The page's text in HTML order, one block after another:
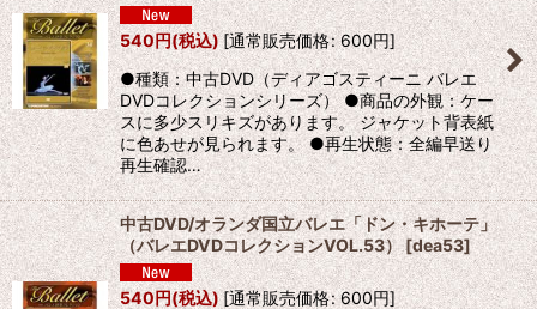
540円(税込)[通常販売価格: 600円]
●種類：中古DVD（ディアゴスティーニ バレエ
DVDコレクションシリーズ） ●商品の外観：ケー
スに多少スリキズがあります。 ジャケット背表紙
に色あせが見られます。 ●再生状態：全編早送り
再生確認…
中古DVD/オランダ国立バレエ「ドン・キホーテ」
（バレエDVDコレクションVOL.53） [dea53]
540円(税込) [通常販売価格: 600円]